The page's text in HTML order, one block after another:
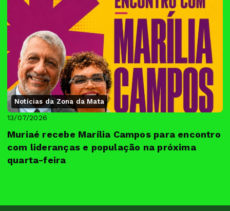
Notícias da Zona da Mata
13/07/2026
Muriaé recebe Marília Campos para encontro
com lideranças e população na próxima
quarta-feira